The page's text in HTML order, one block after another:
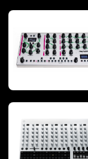
La gestione
rapide,
Complex
Cycler
ed